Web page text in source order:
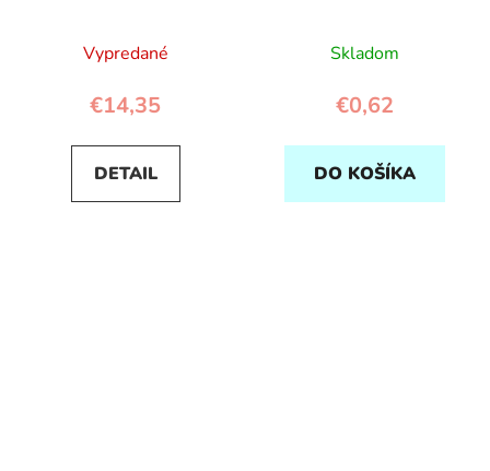
Vypredané
€14,35
DETAIL
Skladom
€0,62
DO KOŠÍKA